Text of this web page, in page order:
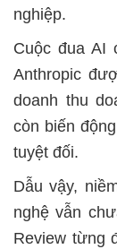
nghiệp.
Cuộc đua AI
Anthropic
doanh thu
còn biến
tuyệt đối.
Dẫu vậy,
nghệ vẫn
Review từng